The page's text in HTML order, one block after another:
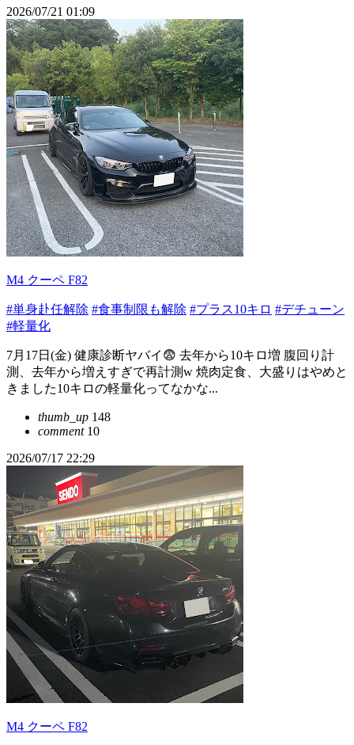
2026/07/21 01:09
M4 クーペ F82
#単身赴任解除 #食事制限も解除 #プラス10キロ #デチューン
#軽量化
7月17日(金) 健康診断ヤバイ😨 去年から10キロ増 腹回り計
測、去年から増えすぎで再計測w 焼肉定食、大盛りはやめと
きました10キロの軽量化ってなかな...
thumb_up 148
comment10
2026/07/17 22:29
M4 クーペ F82